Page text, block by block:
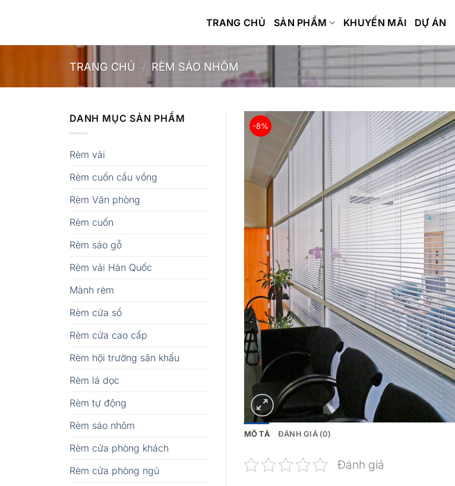
TRANG CHỦ SẢN PHẨM KHUYẾN MÃI DỰ ÁN
TRANG CHỦ / RÈM SÁO NHÔM
DANH MỤC SẢN PHẨM
Rèm vải
Rèm cuốn cầu vồng
Rèm Văn phòng
Rèm cuốn
Rèm sáo gỗ
Rèm vải Hàn Quốc
Mành rèm
Rèm cửa sổ
Rèm cửa cao cấp
Rèm hội trường sân khấu
Rèm lá dọc
Rèm tự động
Rèm sáo nhôm
Rèm cửa phòng khách
Rèm cửa phòng ngủ
-8%
MÔ TẢ ĐÁNH GIÁ (0)
Đánh giá